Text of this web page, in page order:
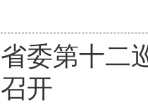
省委第十二
召开